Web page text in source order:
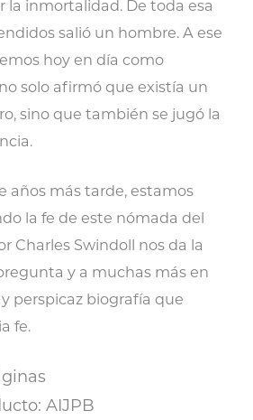
la inmortalidad. De toda esa
salió un hombre. A ese
hoy en día como
solo afirmó que existía un
sino que también se jugó la
años más tarde, estamos
la fe de este nómada del
Charles Swindoll nos da la
y a muchas más en
perspicaz biografía que
fe.
AIJPB